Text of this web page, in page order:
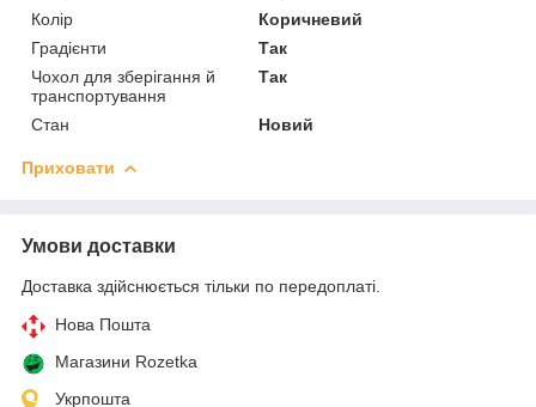
Колір
Коричневий
Градієнти
Так
Чохол для зберігання й
транспортування
Так
Стан Новий
Приховати
Умови доставки
Доставка здійснюється тільки по передоплаті.
Нова Пошта
Магазини Rozetka
Укрпошта